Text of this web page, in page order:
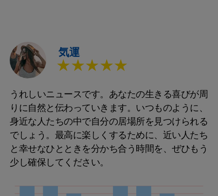
気運
★★★★★
うれしいニュースです。あなたの生きる喜びが周
りに自然と伝わっていきます。いつものように、
身近な人たちの中で自分の居場所を見つけられる
でしょう。最高に楽しくするために、近い人たち
と幸せなひとときを分かち合う時間を、ぜひもう
少し確保してください。